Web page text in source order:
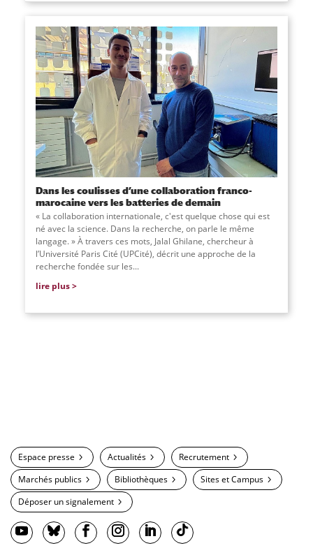
Dans les coulisses d’une collaboration franco-
marocaine vers les batteries de demain
« La collaboration internationale, c'est quelque chose qui est
né avec la science. Dans la recherche, on parle le même
langage. » À travers ces mots, Jalal Ghilane, chercheur à
l’Université Paris Cité (UPCité), décrit une approche de la
recherche fondée sur les...
lire plus
Espace presse Actualités
Recrutement
Marchés publics
Bibliothèques
Sites et Campus
Déposer un signalement